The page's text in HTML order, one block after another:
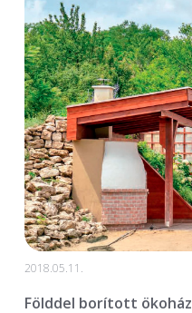
2018.05.11.
Földdel borított ökoház